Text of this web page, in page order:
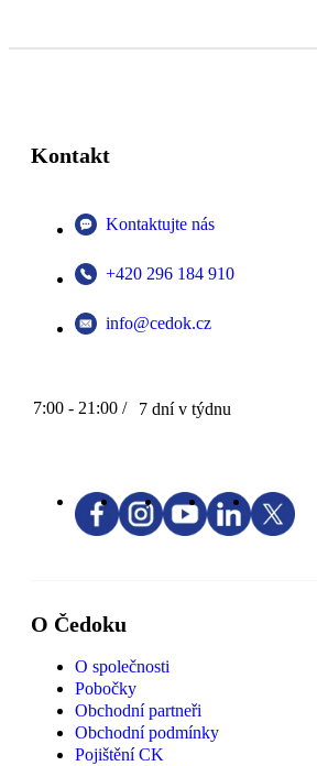
Kontakt
Kontaktujte nás
+420 296 184 910
info@cedok.cz
7:00 - 21:00 / 7 dní v týdnu
O Čedoku
O společnosti
Pobočky
Obchodní partneři
Obchodní podmínky
Pojištění CK